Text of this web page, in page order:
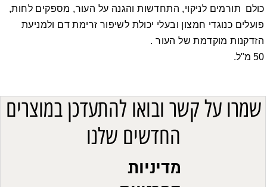
כולם תורמים לניקוי, התחדשות והגנה על העור, מספקים לחות,
פועלים כנוגדי חמצון ובעלי יכולת לשיפור זרימת דם ולמניעת
הזדקנות מוקדמת של העור .
50 מ"ל.
שמרו על קשר ובואו להתעדכן במוצרים
החדשים שלנו
מדיניות